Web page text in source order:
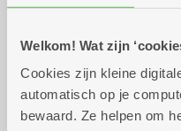
Welkom! Wat zijn
Cookies zijn kleine
automatisch op je
bewaard. Ze helpen om
Praktisch
Wekelijks op